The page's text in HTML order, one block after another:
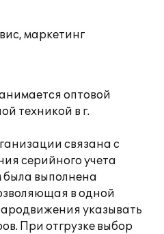
маркетинг
оптовой
техникой в г.
связана с
серийного учета
была выполнена
в одной
указывать
При отгрузке выбор